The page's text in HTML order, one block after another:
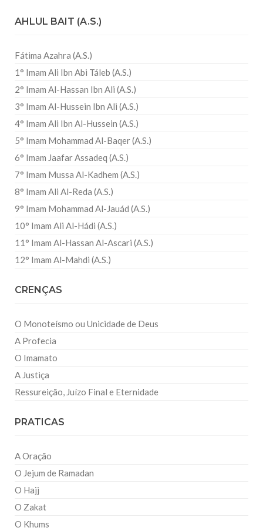
AHLUL BAIT (A.S.)
Fátima Azahra (A.S.)
1° Imam Ali Ibn Abi Táleb (A.S.)
2° Imam Al-Hassan Ibn Ali (A.S.)
3° Imam Al-Hussein Ibn Ali (A.S.)
4° Imam Ali Ibn Al-Hussein (A.S.)
5° Imam Mohammad Al-Baqer (A.S.)
6° Imam Jaafar Assadeq (A.S.)
7° Imam Mussa Al-Kadhem (A.S.)
8° Imam Ali Al-Reda (A.S.)
9° Imam Mohammad Al-Jauád (A.S.)
10° Imam Ali Al-Hádi (A.S.)
11° Imam Al-Hassan Al-Ascari (A.S.)
12° Imam Al-Mahdi (A.S.)
CRENÇAS
O Monoteísmo ou Unicidade de Deus
A Profecia
O Imamato
A Justiça
Ressureição, Juízo Final e Eternidade
PRATICAS
A Oração
O Jejum de Ramadan
O Hajj
O Zakat
O Khums